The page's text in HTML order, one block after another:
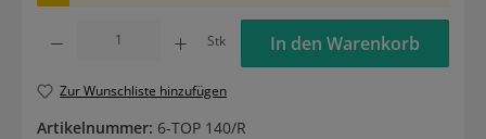
Stk In den Warenkorb
Zur Wunschliste hinzufügen
Artikelnummer: 6-TOP 140/R